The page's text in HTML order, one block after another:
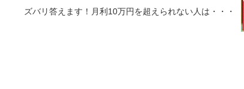
ズバリ答えます！月利10万円を超えられない人は・・・